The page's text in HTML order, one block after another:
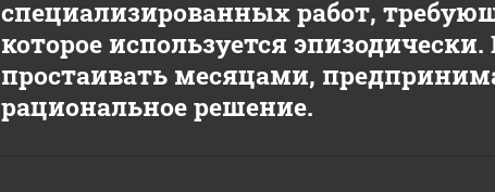
специализированных работ,
которое используется
простаивать месяцами,
рациональное решение.